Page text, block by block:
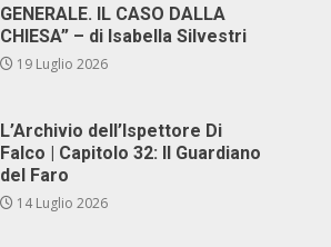
GENERALE. IL CASO DALLA
CHIESA” – di Isabella Silvestri
19 Luglio 2026
L’Archivio dell’Ispettore Di
Falco | Capitolo 32: Il Guardiano
del Faro
14 Luglio 2026